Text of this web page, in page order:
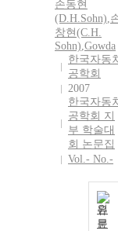
손동현
(D.H.Sohn),
창현(C.H.
Sohn),Gowda
한국자동
공학회
2007
한국자동
공학회 지
부 학술대
회 논문집
Vol.- No.-
원
문